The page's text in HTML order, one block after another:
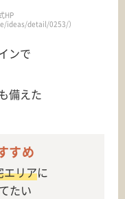
HP
ideas/detail/0253/）
ンで
備えた
すめ
エリアに
たい